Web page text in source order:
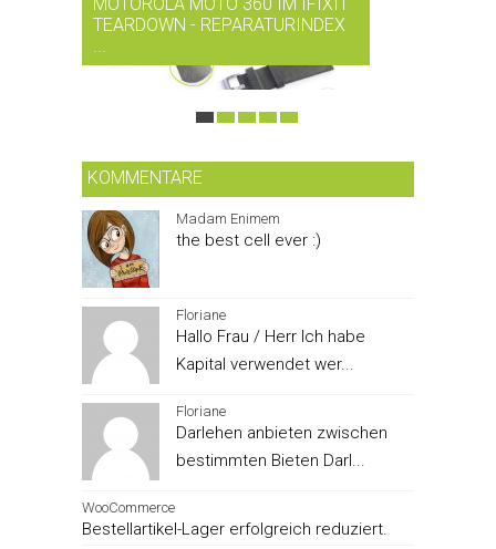
TEARDOWN - REPARATURINDEX
KOMMENTARE
Madam Enimem
the best cell ever :)
Floriane
Hallo Frau / Herr Ich habe
Kapital verwendet wer...
Floriane
Darlehen anbieten zwischen
bestimmten Bieten Darl...
WooCommerce
Bestellartikel-Lager erfolgreich reduziert.